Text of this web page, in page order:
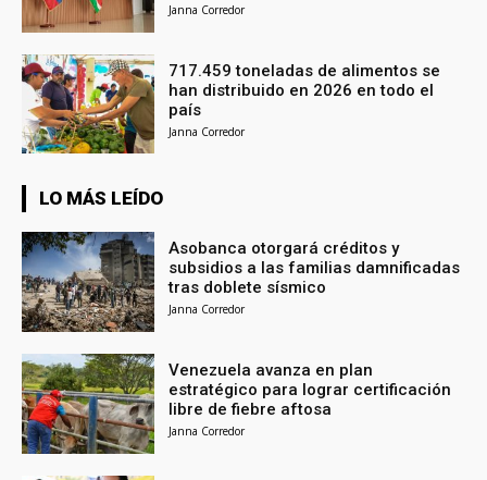
Janna Corredor
717.459 toneladas de alimentos se
han distribuido en 2026 en todo el
país
Janna Corredor
LO MÁS LEÍDO
Asobanca otorgará créditos y
subsidios a las familias damnificadas
tras doblete sísmico
Janna Corredor
Venezuela avanza en plan
estratégico para lograr certificación
libre de fiebre aftosa
Janna Corredor